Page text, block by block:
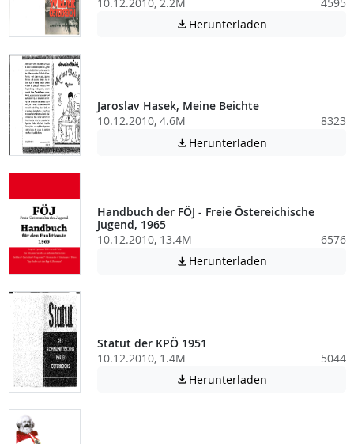
 Herunterladen
Jaroslav Hasek, Meine Beichte
10.12.2010, 4.6M
8323
 Herunterladen
Handbuch der FÖJ - Freie Östereichische
Jugend, 1965
10.12.2010, 13.4M
6576
 Herunterladen
Statut der KPÖ 1951
10.12.2010, 1.4M
5044
 Herunterladen